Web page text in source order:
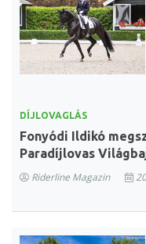
DÍJLOVAGLÁS
Fonyódi Ildikó
Paradíjlovas
Riderline Magazin